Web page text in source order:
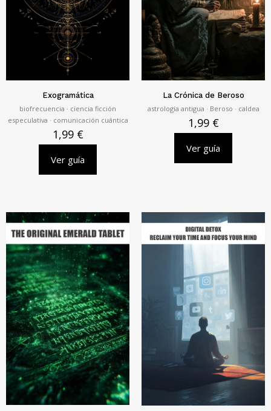
Exogramática
biofrecuencia · ciencia ficción
especulativa · comunicación cuántica
1,99 €
Ver guía
La Crónica de Beroso
astrología antigua · Beroso · caldea
1,99 €
Ver guía